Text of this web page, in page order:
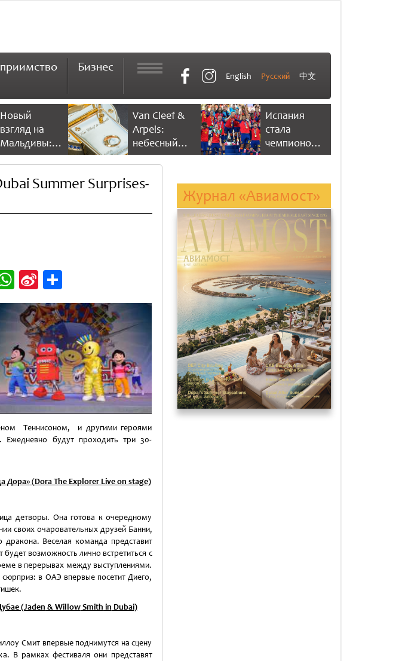
Бизнес
English Русский 中文
Новый
взгляд на
Мальдивы:
NH Collection
Reethi Resort
Van Cleef &
Arpels:
небесный
танец
времени
Испания
стала
чемпионом
мира по
одержав
победу со
счетом 1:0
Summer Surprises-
WhatsApp
Sina
Weibo
Отправить
Теннисоном, и другими героями
Ежедневно будут проходить три 30-
Дора»(Dora The Explorer Live on stage)
детворы. Она готова к очередному
своих очаровательных друзей Банни,
дракона. Веселая команда представит
возможность лично встретиться с
в перерывах между выступлениями.
в ОАЭ впервые посетит Диего,
(Jaden & WillowSmith in Dubai)
Смит впервые поднимутся на сцену
В рамках фестиваля они представят
Журнал «Авиамост»